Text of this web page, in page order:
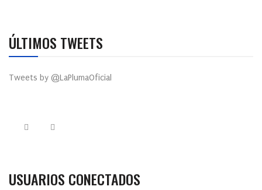
ÚLTIMOS TWEETS
Tweets by @LaPlumaOficial
USUARIOS CONECTADOS